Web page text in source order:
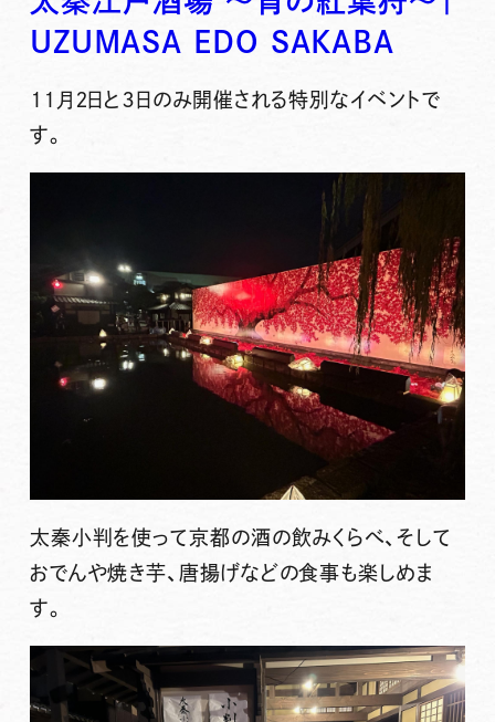
UZUMASA EDO SAKABA
１１月２日と３日のみ開催される特別なイベントで
す。
太秦小判を使って京都の酒の飲みくらべ、そして
おでんや焼き芋、唐揚げなどの食事も楽しめま
す。